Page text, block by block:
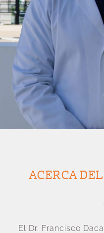
ACERCA
El Dr. Francisco